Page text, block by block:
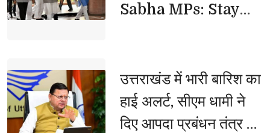
Sabha MPs: Stay
उत्तराखंड में भारी बारिश का
हाई अलर्ट, सीएम धामी ने
दिए आपदा प्रबंधन तंत्र को